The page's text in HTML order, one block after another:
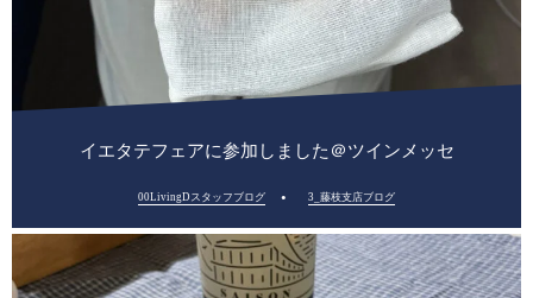
イエタテフェアに参加しました＠ツインメッセ
00LivingDスタッフブログ 3_藤枝支店ブログ